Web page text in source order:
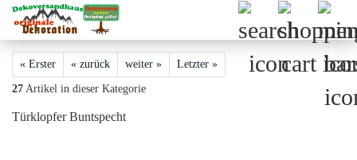
« Erster « zurück weiter » Letzter »
27 Artikel in dieser Kategorie
Türklopfer Buntspecht